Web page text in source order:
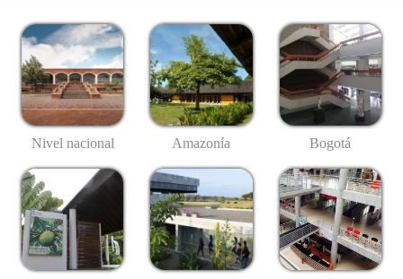
Nivel nacional Amazonía Bogotá